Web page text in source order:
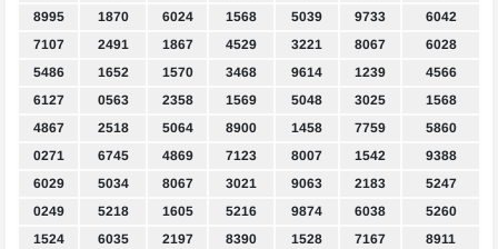
8995
1870 6024 1568 5039 9733
6042
7107
2491 1867 4529 3221 8067
6028
5486
1652 1570 3468 9614 1239
4566
6127
0563 2358 1569 5048 3025
1568
4867
2518 5064 8900 1458 7759
5860
0271
6745 4869 7123 8007 1542
9388
6029
5034 8067 3021 9063 2183
5247
0249
5218 1605 5216 9874 6038
5260
1524
6035 2197 8390 1528 7167
8911